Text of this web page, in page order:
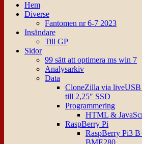
Hem
Diverse
Fantomen nr 6-7 2023
Insändare
Till GP
Sidor
99 sätt att optimera ms win 7
Analysarkiv
Data
CloneZilla via
till 2,25″ SSD
Programmering
HTML &
RaspBerry Pi
RaspBerry Pi3